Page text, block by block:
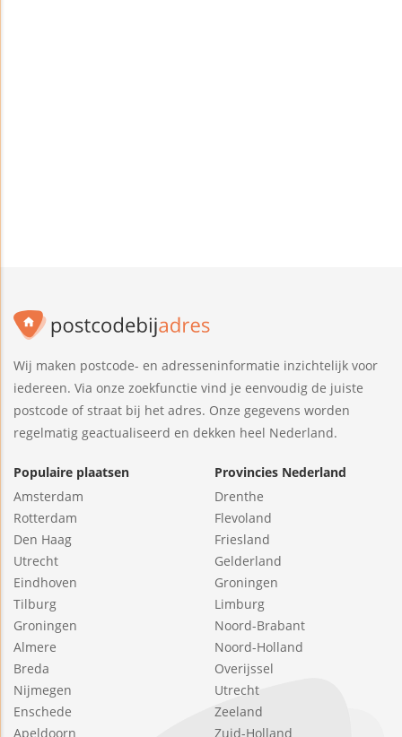
Wij maken postcode- en adresseninformatie inzichtelijk voor
iedereen. Via onze zoekfunctie vind je eenvoudig de juiste
postcode of straat bij het adres. Onze gegevens worden
regelmatig geactualiseerd en dekken heel Nederland.
Populaire plaatsen
Amsterdam
Rotterdam
Den Haag
Utrecht
Eindhoven
Tilburg
Groningen
Almere
Breda
Nijmegen
Enschede
Apeldoorn
Provincies Nederland
Drenthe
Flevoland
Friesland
Gelderland
Groningen
Limburg
Noord-Brabant
Noord-Holland
Overijssel
Utrecht
Zeeland
Zuid-Holland